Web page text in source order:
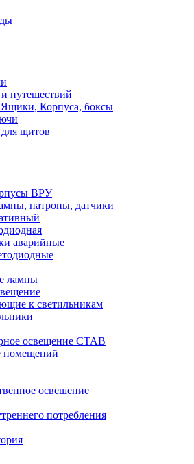
путешествий
Корпуса, боксы
щитов
ВРУ
патроны, датчики
аварийные
лампы
к светильникам
освещение СТАВ
помещений
освешение
потребления